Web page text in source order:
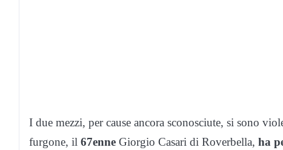
I due mezzi, per cause ancora sconosciute, si sono
furgone, il 67enne Giorgio Casari di Roverbella, ha